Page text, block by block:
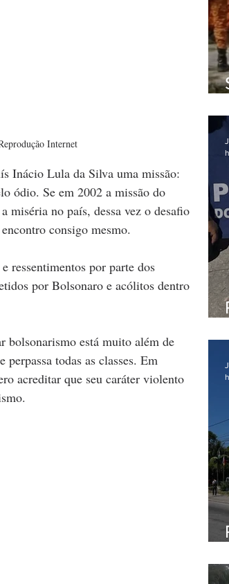
Internet
Inácio Lula da Silva uma missão:
ódio. Se em 2002 a missão do
miséria no país, dessa vez o desafio
consigo mesmo.
ressentimentos por parte dos
por Bolsonaro e acólitos dentro
bolsonarismo está muito além de
todas as classes. Em
acreditar que seu caráter violento